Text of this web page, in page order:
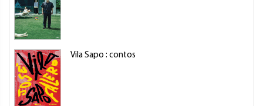
Vila Sapo : contos